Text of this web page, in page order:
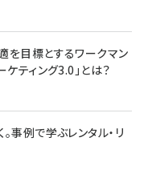
を目標とするワークマン
ティング3.0」とは？
事例で学ぶレンタル・リ